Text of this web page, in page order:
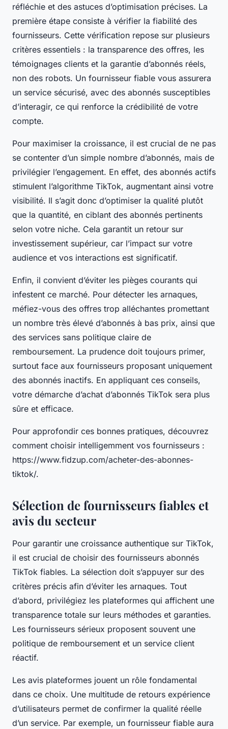
réfléchie et des astuces d’optimisation précises. La
première étape consiste à vérifier la fiabilité des
fournisseurs. Cette vérification repose sur plusieurs
critères essentiels : la transparence des offres, les
témoignages clients et la garantie d’abonnés réels,
non des robots. Un fournisseur fiable vous assurera
un service sécurisé, avec des abonnés susceptibles
d’interagir, ce qui renforce la crédibilité de votre
compte.
Pour maximiser la croissance, il est crucial de ne pas
se contenter d’un simple nombre d’abonnés, mais de
privilégier l’engagement. En effet, des abonnés actifs
stimulent l’algorithme TikTok, augmentant ainsi votre
visibilité. Il s’agit donc d’optimiser la qualité plutôt
que la quantité, en ciblant des abonnés pertinents
selon votre niche. Cela garantit un retour sur
investissement supérieur, car l’impact sur votre
audience et vos interactions est significatif.
Enfin, il convient d’éviter les pièges courants qui
infestent ce marché. Pour détecter les arnaques,
méfiez-vous des offres trop alléchantes promettant
un nombre très élevé d’abonnés à bas prix, ainsi que
des services sans politique claire de
remboursement. La prudence doit toujours primer,
surtout face aux fournisseurs proposant uniquement
des abonnés inactifs. En appliquant ces conseils,
votre démarche d’achat d’abonnés TikTok sera plus
sûre et efficace.
Pour approfondir ces bonnes pratiques, découvrez
comment choisir intelligemment vos fournisseurs :
https://www.fidzup.com/acheter-des-abonnes-
tiktok/.
Sélection de fournisseurs fiables et
avis du secteur
Pour garantir une croissance authentique sur TikTok,
il est crucial de choisir des fournisseurs abonnés
TikTok fiables. La sélection doit s’appuyer sur des
critères précis afin d’éviter les arnaques. Tout
d’abord, privilégiez les plateformes qui affichent une
transparence totale sur leurs méthodes et garanties.
Les fournisseurs sérieux proposent souvent une
politique de remboursement et un service client
réactif.
Les avis plateformes jouent un rôle fondamental
dans ce choix. Une multitude de retours expérience
d’utilisateurs permet de confirmer la qualité réelle
d’un service. Par exemple, un fournisseur fiable aura